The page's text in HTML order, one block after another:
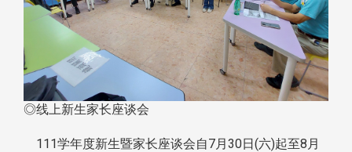
◎线上新生家长座谈会
111学年度新生暨家长座谈会自7月30日(六)起至8月